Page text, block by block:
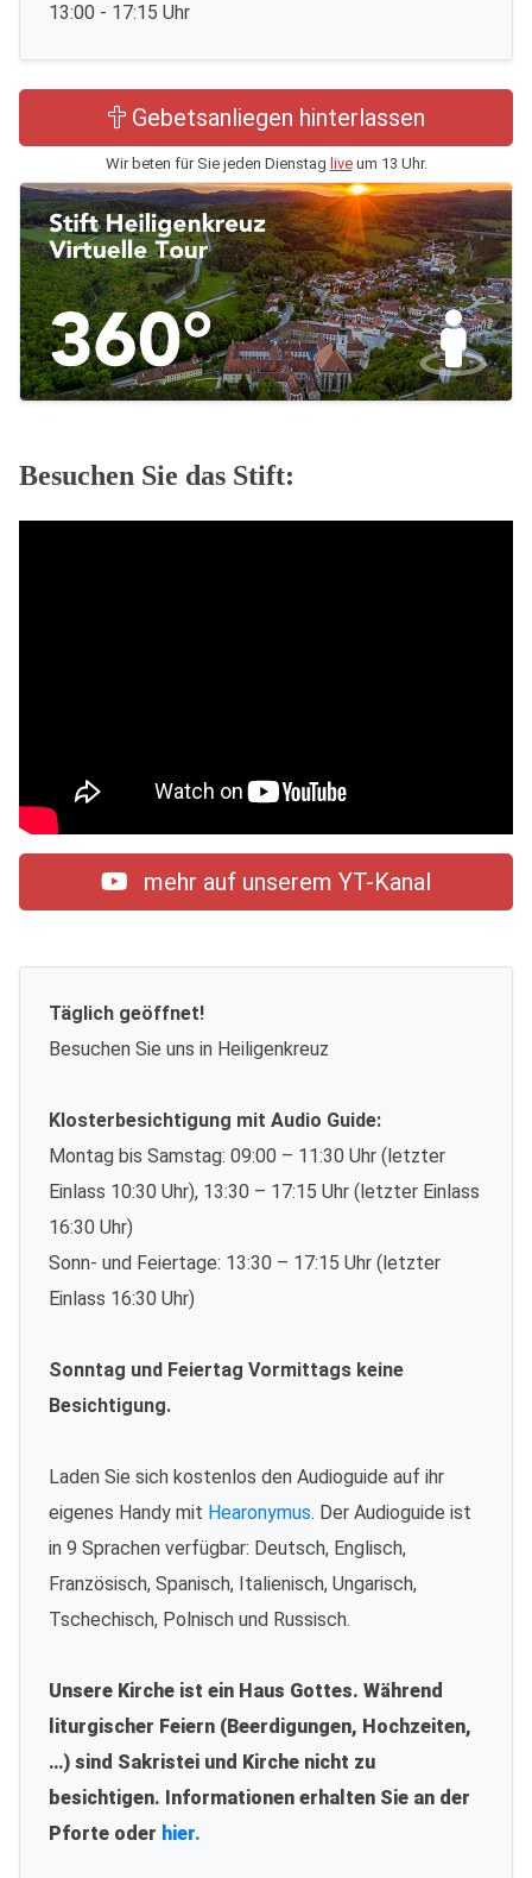
13:00 - 17:15 Uhr
Gebetsanliegen hinterlassen
Wir beten für Sie jeden Dienstag liveum 13 Uhr.
Besuchen Sie das Stift:
mehr auf unserem YT-Kanal
Täglich geöffnet!
Besuchen Sie uns in Heiligenkreuz
Klosterbesichtigung mit Audio Guide:
Montag bis Samstag: 09:00 – 11:30 Uhr (letzter
Einlass 10:30 Uhr), 13:30 – 17:15 Uhr (letzter Einlass
16:30 Uhr)
Sonn- und Feiertage: 13:30 – 17:15 Uhr (letzter
Einlass 16:30 Uhr)
Sonntag und Feiertag Vormittags keine
Besichtigung.
Laden Sie sich kostenlos den Audioguide auf ihr
eigenes Handy mit Hearonymus. Der Audioguide ist
in 9 Sprachen verfügbar: Deutsch, Englisch,
Französisch, Spanisch, Italienisch, Ungarisch,
Tschechisch, Polnisch und Russisch.
Unsere Kirche ist ein Haus Gottes. Während
liturgischer Feiern (Beerdigungen, Hochzeiten,
…) sind Sakristei und Kirche nicht zu
besichtigen. Informationen erhalten Sie an der
Pforte oder hier.